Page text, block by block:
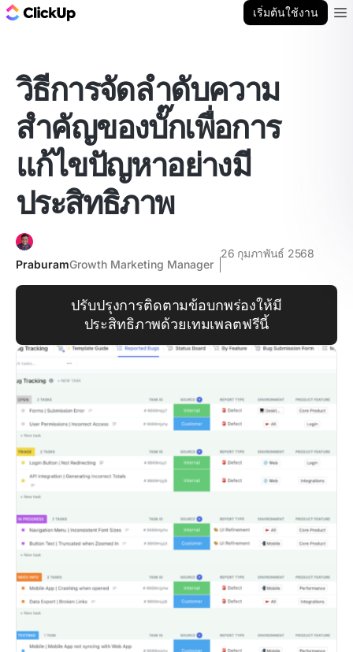
เริ่มต้นใช้งาน
วิธีการจัดลำดับความ
สำคัญของบั๊กเพื่อการ
แก้ไขปัญหาอย่างมี
ประสิทธิภาพ
PraburamGrowth Marketing Manager
26 กุมภาพันธ์ 2568
ปรับปรุงการติดตามข้อบกพร่องให้มี
ประสิทธิภาพด้วยเทมเพลตฟรีนี้